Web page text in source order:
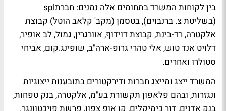
בין לקוחות המשרד בתחומים אלה נמנים: חברתspl
(בשליטת צ. ברנבוים), בטסמן (מקב' קלאב הוטל) קבוצת
אלקטרה, רד-בינת, קבוצת דוידוף, אוורגרין, גמול, לב אופיר,
דלויט אנד טוש, אלי טהרי גרופ-ארה"ב, שופינג.קום, אביחי
סטולרו ואחרים.
המשרד ייצג ומייצג חברות ודירקטורים בתובענות ייצוגיות
ונגזרות, ובהם פלאפון תקשורת בע"מ, אלקטרה, בנק טפחות,